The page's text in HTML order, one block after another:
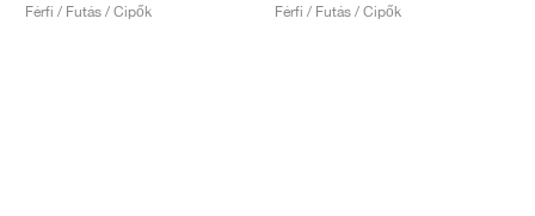
Férfi / Futás / Cipők
Férfi / Futás / Cipők